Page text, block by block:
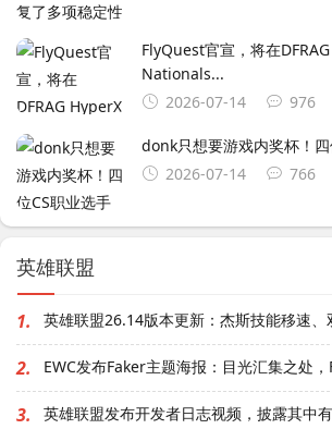
FlyQuest官宣，将在
Nationals...
2026-07-14
976
donk只想要游戏内奖杯！
2026-07-14
766
英雄联盟
1. 英雄联盟26.14版本更新：杰斯技能移速
2. EWC发布Faker主题海报：目光汇集之处，
3.
英雄联盟发布开发者日志视频，披露其中